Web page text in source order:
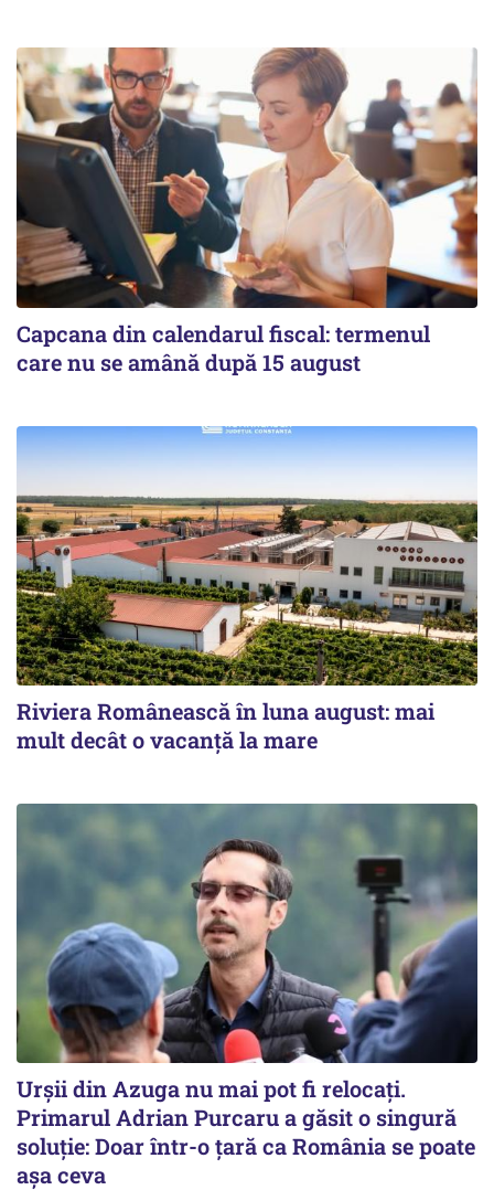
Capcana din calendarul fiscal: termenul
care nu se amână după 15 august
Riviera Românească în luna august: mai
mult decât o vacanță la mare
Urșii din Azuga nu mai pot fi relocați.
Primarul Adrian Purcaru a găsit o singură
soluție: Doar într-o țară ca România se poate
așa ceva